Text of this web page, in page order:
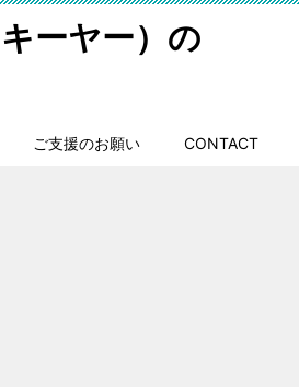
ーヤー）の
ご支援のお願い CONTACT